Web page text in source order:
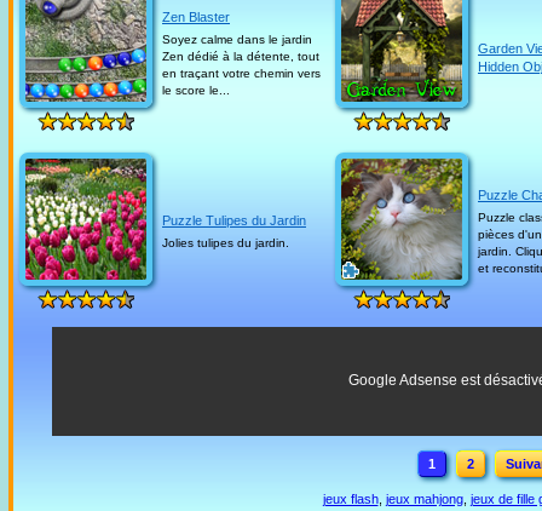
Zen Blaster
Soyez calme dans le jardin
Zen dédié à la détente, tout
en traçant votre chemin vers
le score le...
Garden
Hidden
Puzzle Tulipes du Jardin
Jolies tulipes du jardin.
Puzzle
Puzzle
pièces
jardin.
et
Google Adsense est
1 2
jeux flash, jeux mahjong, jeux de fille